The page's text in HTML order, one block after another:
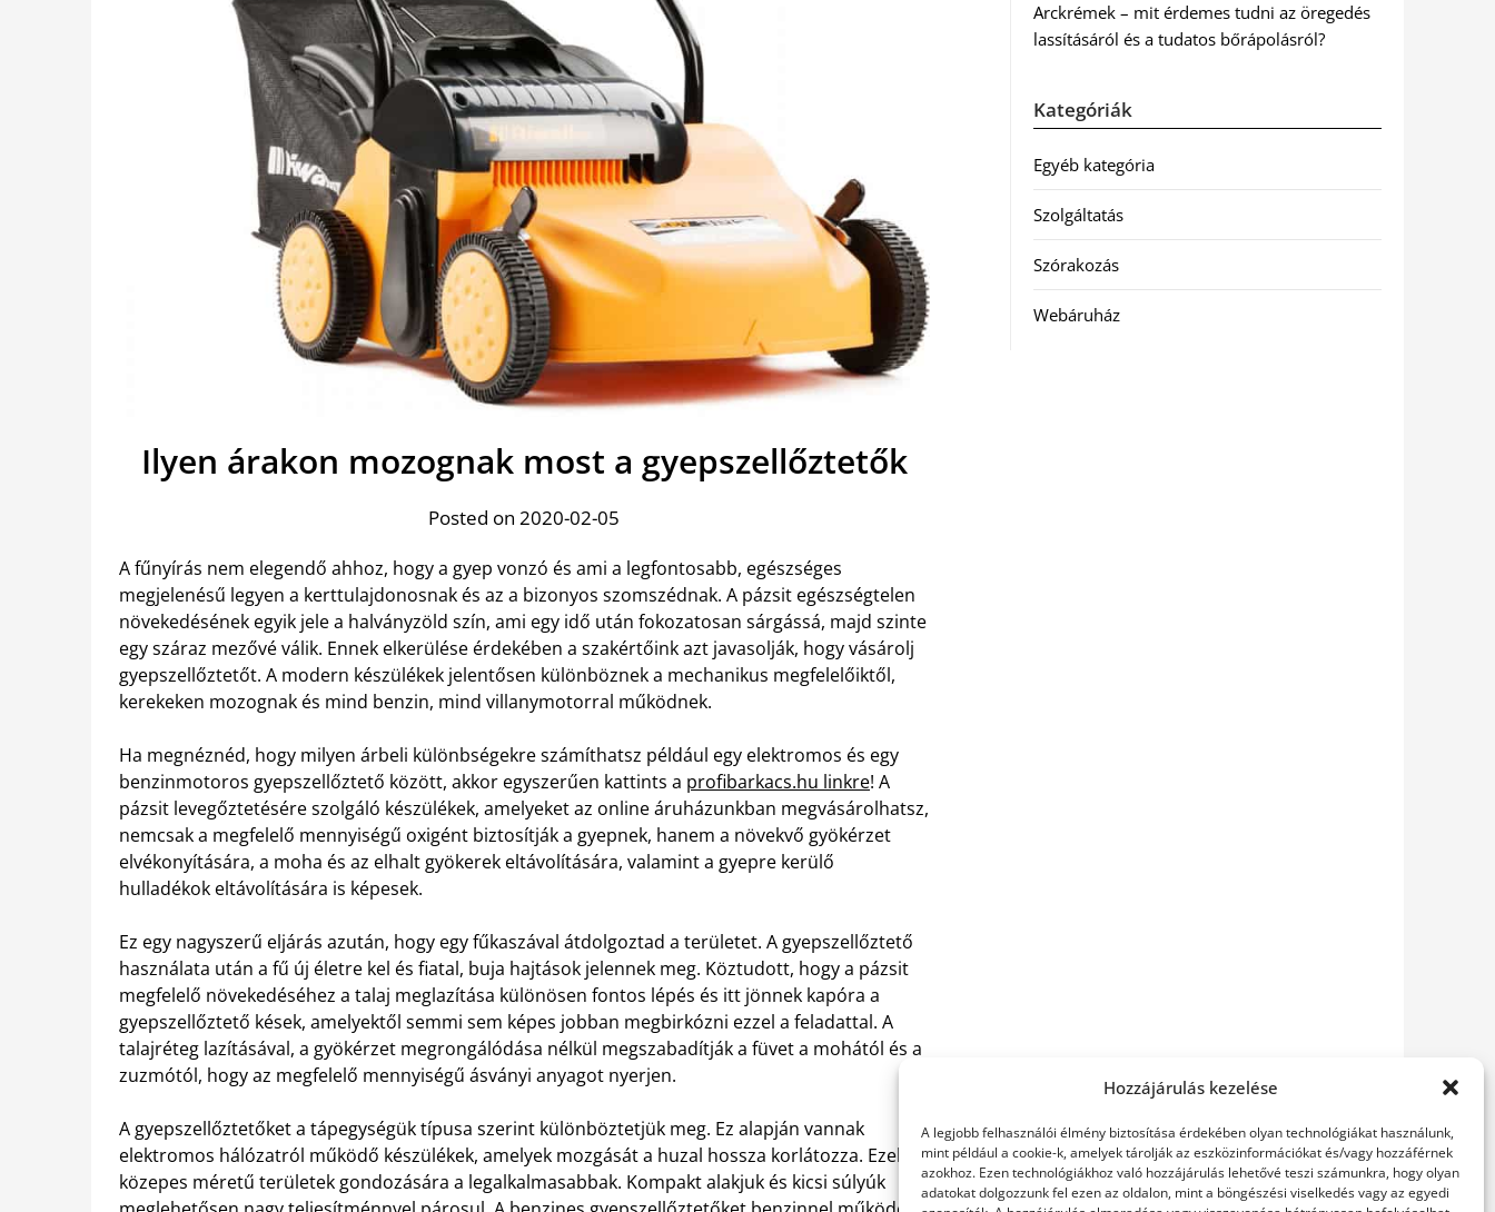
Hozzájárulás kezelése
A legjobb felhasználói élmény biztosítása érdekében olyan technológiákat használunk,
mint például a cookie-k, amelyek tárolják az eszközinformációkat és/vagy hozzáférnek
azokhoz. Ezen technológiákhoz való hozzájárulás lehetővé teszi számunkra, hogy olyan
adatokat dolgozzunk fel ezen az oldalon, mint a böngészési viselkedés vagy az egyedi
Ilyen árakon mozognak most a gyepszellőztetők
Posted on 2020-02-05
A fűnyírás nem elegendő ahhoz, hogy a gyep vonzó és ami a legfontosabb, egészséges
megjelenésű legyen a kerttulajdonosnak és az a bizonyos szomszédnak. A pázsit egészségtelen
növekedésének egyik jele a halványzöld szín, ami egy idő után fokozatosan sárgássá, majd szinte
egy száraz mezővé válik. Ennek elkerülése érdekében a szakértőink azt javasolják, hogy vásárolj
gyepszellőztetőt. A modern készülékek jelentősen különböznek a mechanikus megfelelőiktől,
kerekeken mozognak és mind benzin, mind villanymotorral működnek.
Ha megnéznéd, hogy milyen árbeli különbségekre számíthatsz például egy elektromos és egy
benzinmotoros gyepszellőztető között, akkor egyszerűen kattints a profibarkacs.hu linkre! A
pázsit levegőztetésére szolgáló készülékek, amelyeket az online áruházunkban megvásárolhatsz,
nemcsak a megfelelő mennyiségű oxigént biztosítják a gyepnek, hanem a növekvő gyökérzet
elvékonyítására, a moha és az elhalt gyökerek eltávolítására, valamint a gyepre kerülő
hulladékok eltávolítására is képesek.
Ez egy nagyszerű eljárás azután, hogy egy fűkaszával átdolgoztad a területet. A gyepszellőztető
használata után a fű új életre kel és fiatal, buja hajtások jelennek meg. Köztudott, hogy a pázsit
megfelelő növekedéséhez a talaj meglazítása különösen fontos lépés és itt jönnek kapóra a
gyepszellőztető kések, amelyektől semmi sem képes jobban megbirkózni ezzel a feladattal. A
talajréteg lazításával, a gyökérzet megrongálódása nélkül megszabadítják a füvet a mohától és a
zuzmótól, hogy az megfelelő mennyiségű ásványi anyagot nyerjen.
A gyepszellőztetőket a tápegységük típusa szerint különböztetjük meg. Ez alapján vannak
elektromos hálózatról működő készülékek, amelyek mozgását a huzal hossza korlátozza. Ezek a
közepes méretű területek gondozására a legalkalmasabbak. Kompakt alakjuk és kicsi súlyúk
Arckrémek – mit érdemes tudni az öregedés
lassításáról és a tudatos bőrápolásról?
Kategóriák
Egyéb kategória
Szolgáltatás
Szórakozás
Webáruház